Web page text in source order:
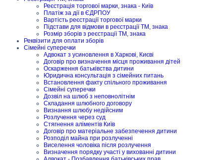
Реєстрація торгової марки, знака - Київ
Платіж за дії в ЄДРПОУ
Вартість реєстрації торгової марки
Підстави для відмови в реєстрації ТМ, знака
Розмір зборів з реєстрації ТМ, знака
Реквізити для оплати зборів
Сімейні суперечки
Адвокат з усиновлення в Харкові, Києві
Договір про визначення місця проживання дітей
Оскарження батьківства дитини
Юридична консультація з сімейних питань
Встановлення факту спільного проживання
Сімейні суперечки
Дозвіл на шлюб з неповнолітнім
Складання шлюбного договору
Визнання шлюбу недійсним
Розлучення через суд
Стягнення аліментів Київ
Договір про матеріальне забезпечення дитини
Розподіл майна при розлученні
Виселення чоловіка після розлучення
Визначення порядку участі у вихованні дитини